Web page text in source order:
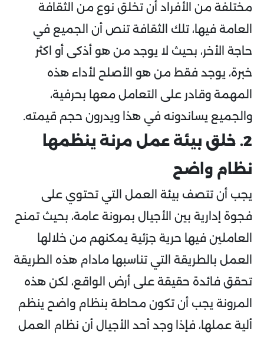
مختلفة من الأفراد أن تخلق نوع من الثقافة
العامة فيها، تلك الثقافة تنص أن الجميع في
حاجة الأخر، بحيث لا يوجد من هو أذكى أو اكثر
خبرة، يوجد فقط من هو الأصلح لأداء هذه
المهمة وقادر على التعامل معها بحرفية،
والجميع يساندونه في هذا ويدرون حجم قيمته.
2. خلق بيئة عمل مرنة ينظمها
نظام واضح
يجب أن تتصف بيئة العمل التي تحتوي على
فجوة إدارية بين الأجيال بمرونة عامة، بحيث تمنح
العاملين فيها حرية جزئية يمكنهم من خلالها
العمل بالطريقة التي تناسبها مادام هذه الطريقة
تحقق فائدة حقيقة على أرض الواقع، لكن هذه
المرونة يجب أن تكون محاطة بنظام واضح ينظم
ألية عملها، فإذا وجد أحد الأجيال أن نظام العمل